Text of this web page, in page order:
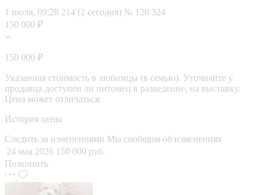
1 июля, 09:28 214 (2 сегодня) № 120 324
150 000 ₽
150 000 ₽
Указанная стоимость в любимцы (в семью). Уточняйте у
продавца доступен ли питомец в разведение, на выставку.
Цена может отличаться.
История цены
Следить за изменениями Мы сообщим об изменениях
24 мая 2026 150 000 руб.
Позвонить